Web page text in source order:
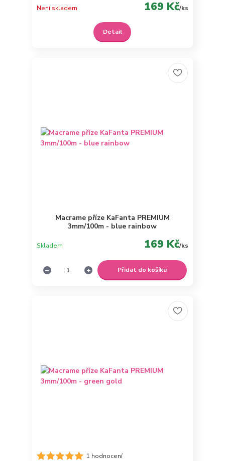
169 Kč/ks
Není skladem
Detail
Macrame příze KaFanta PREMIUM
3mm/100m - blue rainbow
169 Kč/ks
Skladem
Přidat do košíku
1 hodnocení